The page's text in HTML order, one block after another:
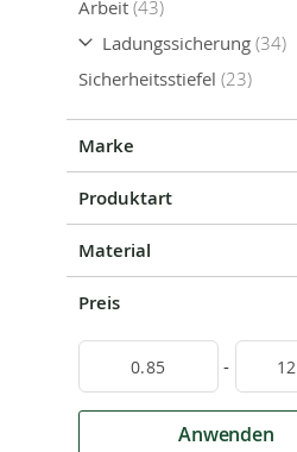
Arbeit 43
Artikel
Ladungssicherung 34
Artikel
Sicherheitsstiefel 23
Artikel
Marke
Produktart
Material
Preis
-
Anwenden